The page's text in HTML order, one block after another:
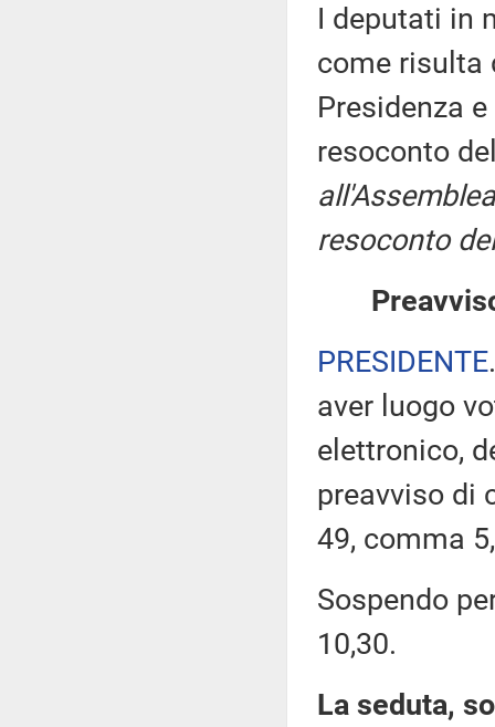
I deputati in
come risulta
Presidenza
resoconto
resoconto
PRESIDENTE
aver luogo
elettronico,
preavviso di
49, comma
Sospendo
10,30.
La seduta,